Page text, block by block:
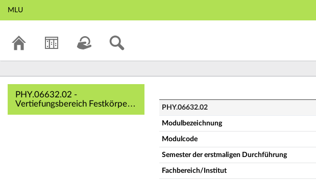
MLU
PHY.06632.02 -
Vertiefungsbereich Festkörper-
und Oberflächenphysik
PHY.06632.02
Modulbezeichnung
Modulcode
Semester der erstmaligen Durchführung
Fachbereich/Institut